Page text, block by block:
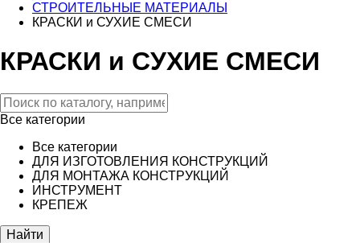
СТРОИТЕЛЬНЫЕ МАТЕРИАЛЫ
КРАСКИ и СУХИЕ СМЕСИ
КРАСКИ и СУХИЕ СМЕСИ
Все категории
Все категории
ДЛЯ ИЗГОТОВЛЕНИЯ КОНСТРУКЦИЙ
ДЛЯ МОНТАЖА КОНСТРУКЦИЙ
ИНСТРУМЕНТ
КРЕПЕЖ